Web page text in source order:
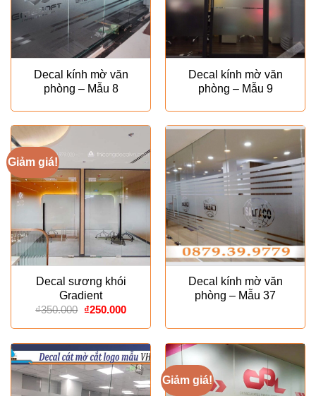
Decal kính mờ văn
phòng – Mẫu 8
Decal kính mờ văn
phòng – Mẫu 9
Giảm giá!
Decal sương khói
Gradient
₫350.000 Giá
là:
₫350.000.
₫250.000Giá
tại
là:
₫250.000.
Decal kính mờ văn
phòng – Mẫu 37
Giảm giá!